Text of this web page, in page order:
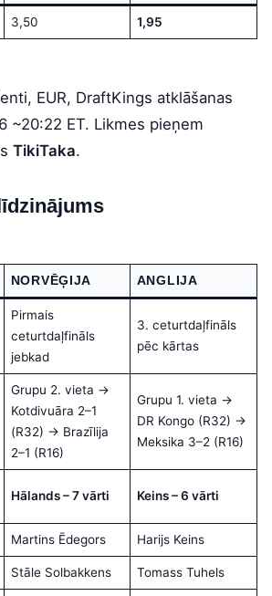
3,50 1,95
EUR, DraftKings atklāšanas
~20:22 ET. Likmes pieņem
TikiTaka.
NORVĒĢIJA ANGLIJA
Pirmais
ceturtdaļfināls
jebkad
3. ceturtdaļfināls
pēc kārtas
Grupu 2. vieta →
Kotdivuāra 2–1
(R32) → Brazīlija
2–1 (R16)
Grupu 1. vieta →
DR Kongo (R32) →
Meksika 3–2 (R16)
Hālands – 7 vārti Keins – 6 vārti
Martins Ēdegors Harijs Keins
Stāle Solbakkens Tomass Tuhels